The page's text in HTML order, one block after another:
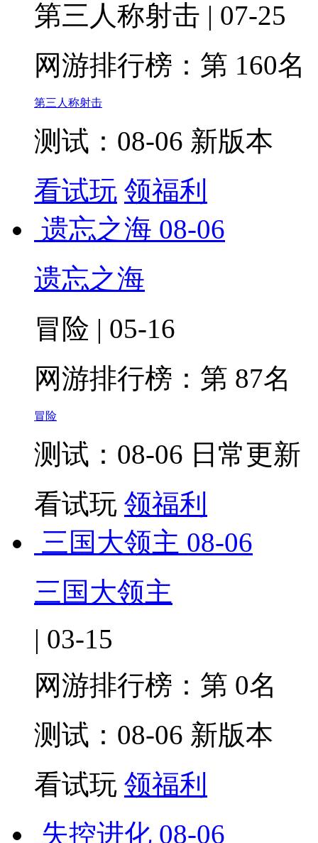
第三人称射击 | 07-25
网游排行榜： 第 160名
第三人称射击
测试：08-06 新版本
看试玩 领福利
遗忘之海 08-06
遗忘之海
冒险 | 05-16
网游排行榜： 第 87名
冒险
测试：08-06 日常更新
看试玩 领福利
三国大领主 08-06
三国大领主
| 03-15
网游排行榜： 第 0名
测试：08-06 新版本
看试玩 领福利
失控进化 08-06